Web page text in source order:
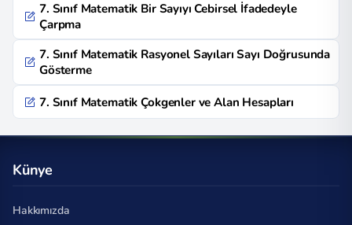
7. Sınıf Matematik Bir Sayıyı Cebirsel İfadedeyle
Çarpma
7. Sınıf Matematik Rasyonel Sayıları Sayı Doğrusunda
Gösterme
7. Sınıf Matematik Çokgenler ve Alan Hesapları
Künye
Hakkımızda